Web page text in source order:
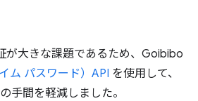
が大きな課題であるため、Goibibo
ム パスワード）API を使用して、
手間を軽減しました。